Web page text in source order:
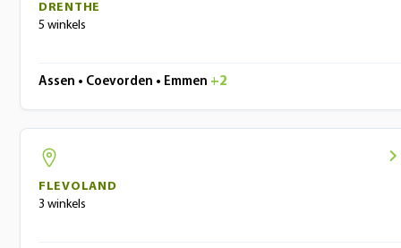
DRENTHE
5 winkels
Assen • Coevorden • Emmen +2
FLEVOLAND
3 winkels